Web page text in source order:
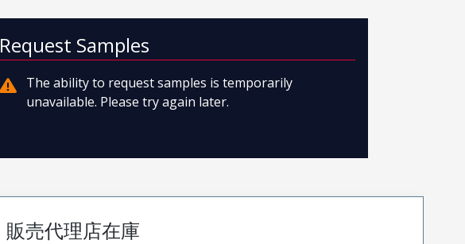
Request Samples
The ability to request samples is temporarily
unavailable. Please try again later.
販売代理店在庫